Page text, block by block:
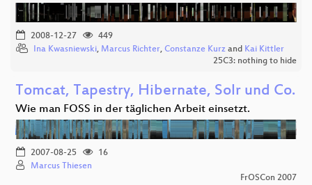
2008-12-27
449
Ina Kwasniewski, Marcus Richter, Constanze Kurz and Kai Kittler
25C3: nothing to hide
Tomcat, Tapestry, Hibernate, Solr und Co.
Wie man FOSS in der täglichen Arbeit einsetzt.
2007-08-25
16
Marcus Thiesen
FrOSCon 2007